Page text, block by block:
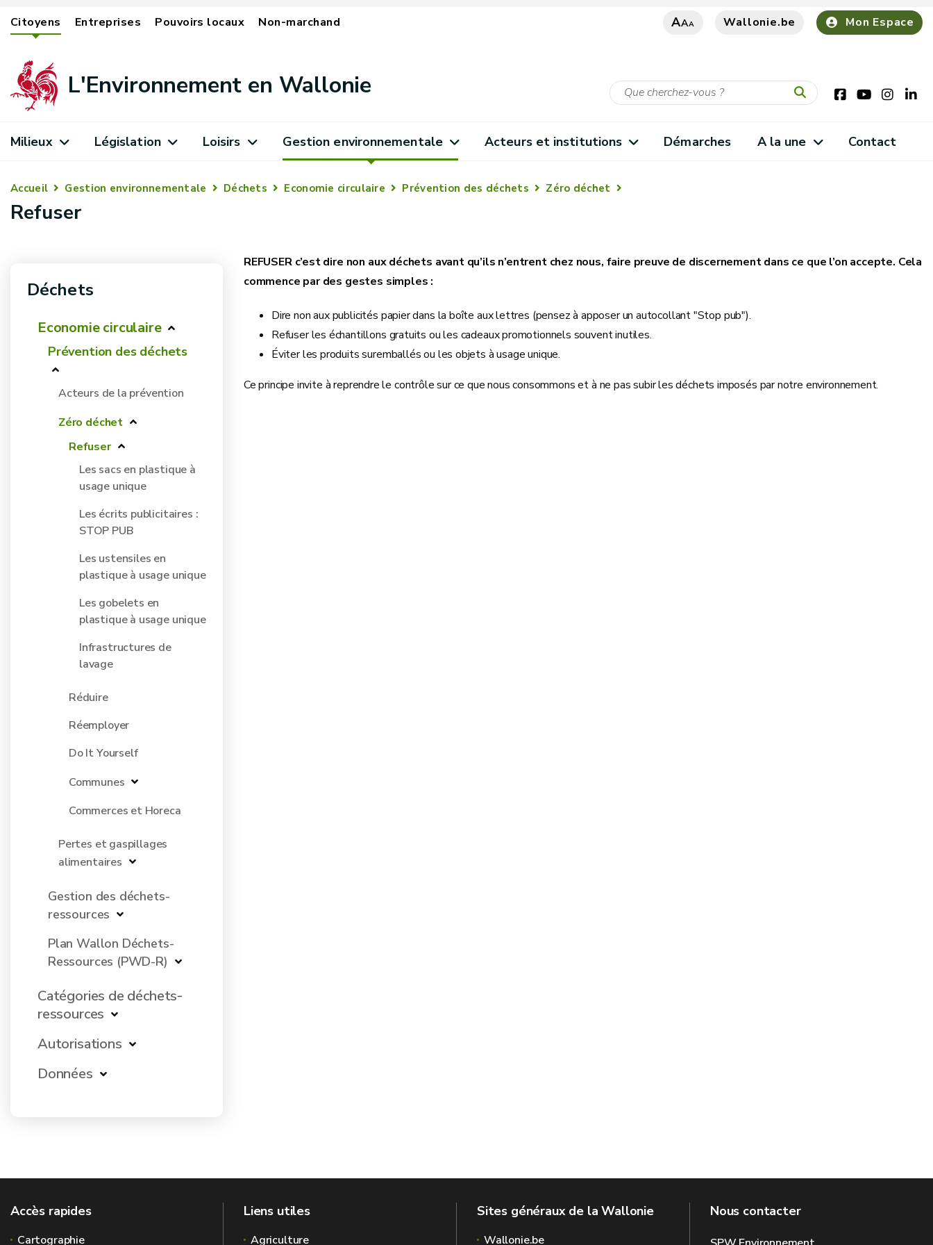
Citoyens Entreprises Pouvoirs locaux Non-marchand AAA Wallonie.be Mon Espace
L'Environnement en Wallonie
Milieux Législation Loisirs Gestion environnementale Acteurs et institutions Démarches A la une Contact
Accueil Gestion environnementale Déchets Economie circulaire Prévention des déchets Zéro déchet
Refuser
Déchets
Economie circulaire
Prévention des déchets
Acteurs de la prévention
Zéro déchet
Refuser
Les sacs en plastique à
usage unique
Les écrits publicitaires :
STOP PUB
Les ustensiles en
plastique à usage unique
Les gobelets en
plastique à usage unique
Infrastructures de
lavage
Réduire
Réemployer
Do It Yourself
Communes
Commerces et Horeca
Pertes et gaspillages
alimentaires
Gestion des déchets-
ressources
Plan Wallon Déchets-
Ressources (PWD-R)
Catégories de déchets-
ressources
Autorisations
Données
REFUSER c’est dire non aux déchets avant qu’ils n’entrent chez nous, faire preuve de discernement dans ce que l’on accepte. Cela
commence par des gestes simples :
Dire non aux publicités papier dans la boîte aux lettres (pensez à apposer un autocollant "Stop pub").
Refuser les échantillons gratuits ou les cadeaux promotionnels souvent inutiles.
Éviter les produits suremballés ou les objets à usage unique.
Ce principe invite à reprendre le contrôle sur ce que nous consommons et à ne pas subir les déchets imposés par notre environnement.
Accès rapides
Cartographie
Liens utiles
Agriculture
Sites généraux de la Wallonie
Wallonie.be
Nous contacter